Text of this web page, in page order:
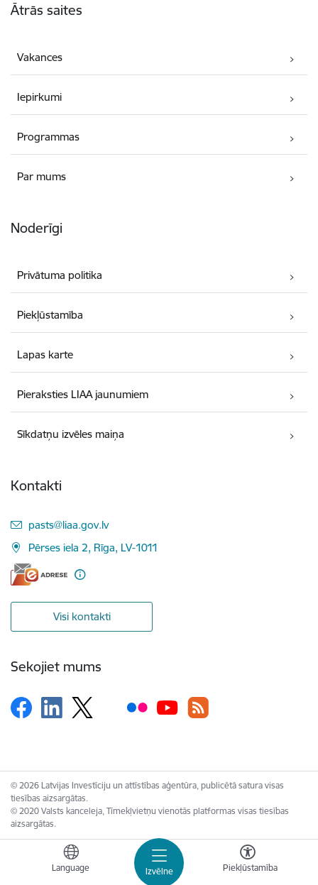
Izvēlne
Language Piekļūstamība
Ātrās saites
Vakances
Iepirkumi
Programmas
Par mums
Noderīgi
Privātuma politika
Piekļūstamība
Lapas karte
Pieraksties LIAA jaunumiem
Sīkdatņu izvēles maiņa
Kontakti
E-pasts:
pasts@liaa.gov.lv
Pērses iela 2, Rīga, LV-1011
Visi kontakti
Sekojiet mums
© 2026 Latvijas Investīciju un attīstības aģentūra, publicētā satura visas
tiesības aizsargātas.
© 2020 Valsts kanceleja, Tīmekļvietņu vienotās platformas visas tiesības
aizsargātas.